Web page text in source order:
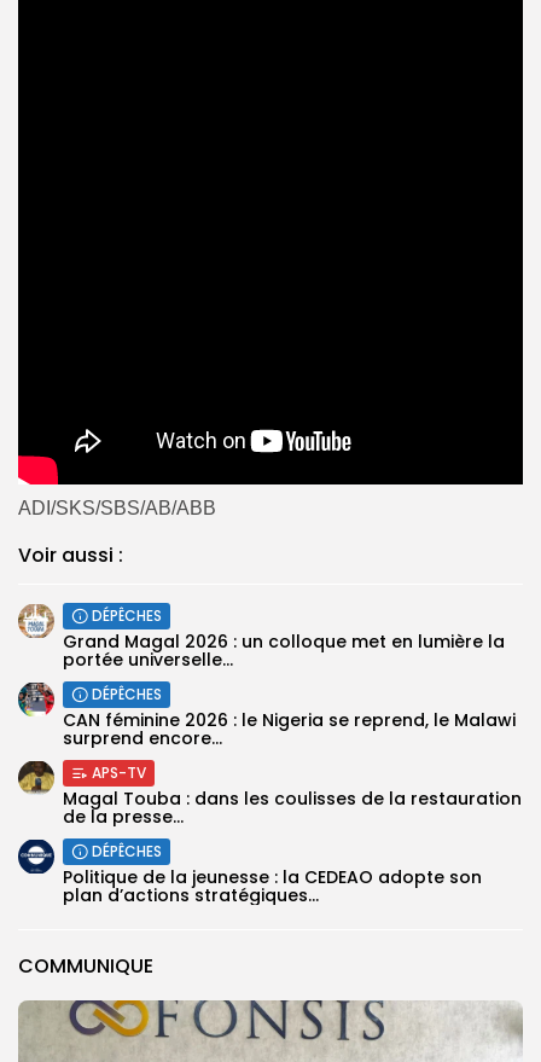
COMMUNIQUE
ADI/SKS/SBS/AB/ABB
Voir aussi :
DÉPÊCHES
Grand Magal 2026 : un colloque met en lumière la
portée universelle...
DÉPÊCHES
‎CAN féminine 2026 : le Nigeria se reprend, le Malawi
surprend encore...
APS-TV
Magal Touba : dans les coulisses de la restauration
de la presse...
DÉPÊCHES
Politique de la jeunesse : la CEDEAO adopte son
plan d’actions stratégiques...